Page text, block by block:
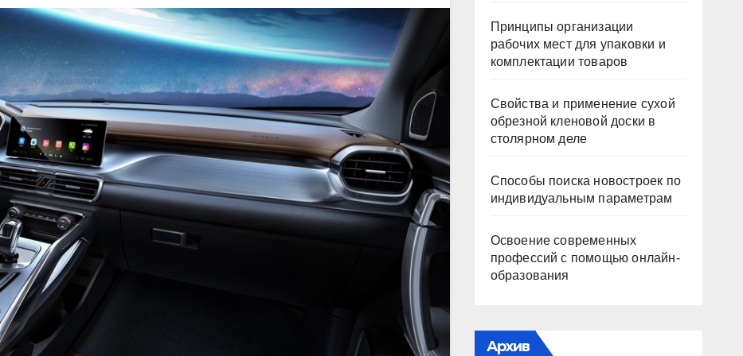
Принципы организации
рабочих мест для упаковки и
комплектации товаров
Свойства и применение сухой
обрезной кленовой доски в
столярном деле
Способы поиска новостроек по
индивидуальным параметрам
Освоение современных
профессий с помощью онлайн-
образования
Архив